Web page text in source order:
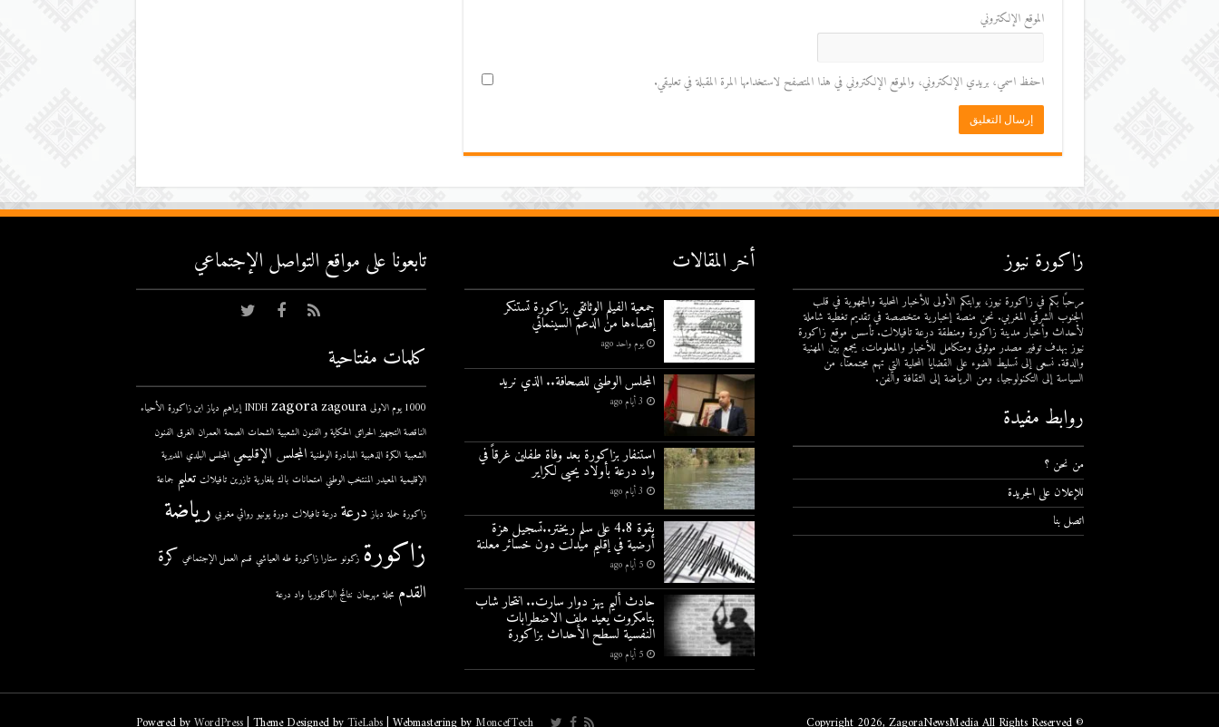
الموقع الإلكتروني
احفظ اسمي، بريدي الإلكتروني، والموقع الإلكتروني في هذا المتصفح لاستخدامها المرة المقبلة في تعليقي.
زاكورة نيوز
مرحبًا بكم في زاكورة نيوز، بوابتكم الأولى للأخبار المحلية والجهوية في قلب
الجنوب الشرقي المغربي. نحن منصة إخبارية متخصصة في تقديم تغطية شاملة
لأحداث وأخبار مدينة زاكورة ومنطقة درعة تافيلالت. تأسس موقع زاكورة
نيوز بهدف توفير مصدر موثوق ومتكامل للأخبار والمعلومات، يجمع بين المهنية
والدقة. نسعى إلى تسليط الضوء على القضايا المحلية التي تهم مجتمعنا، من
السياسة إلى التكنولوجيا، ومن الرياضة إلى الثقافة والفن.
روابط مفيدة
من نحن ؟
للإعلان على الجريدة
اتصل بنا
أخر المقالات
جمعية الفيلم الوثائقي بزاكورة تستنكر
إقصاءها من الدعم السينمائي
يوم واحد ago
المجلس الوطني للصحافة.. الذي نريد
3 أيام ago
استنفار بزاكورة بعد وفاة طفلين غرقاً في
واد درعة بأولاد يحيى لكراير
3 أيام ago
بقوة 4.8 على سلم ريختر..تسجيل هزة
أرضية في إقليم ميدلت دون خسائر معلنة
5 أيام ago
حادث أليم يهز دوار سارت.. انتحار شاب
بتامكروت يعيد ملف الاضطرابات
النفسية لسطح الأحداث بزاكورة
5 أيام ago
تابعونا على مواقع التواصل اﻹجتماعي
كلمات مفتاحية
1000 يوم الاولى INDH zagorazagoura إبراهيم دياز ابن زاكورة الأحياء
الناقصة التجهيز الحرائق الحكاية و الفنون الشعبية الشحات الصحة العمران الغرق الفنون
الشعبية الكرة الذهبية المبادرة الوطنية المجلس الإقليمي المجلس البلدي المديرية
الإقليمية المعيدر المنتخب الوطني امتحانات باك بلغارية تازرين تافيلالت تعليم جماعة
زاكورة حملة دباز درعة درعة تافيلالت دورة يونيو روائي مغربي رياضة
زاكورة زكونو ستارا زاكورة طه العياشي قسم العمل الإجتماعي كرة
القدم مجلة مهرجان نتائج الباكلوريا واد درعة